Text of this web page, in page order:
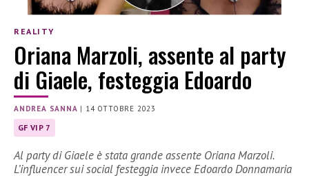
REALITY
Oriana Marzoli, assente al party
di Giaele, festeggia Edoardo
ANDREA SANNA | 14 OTTOBRE 2023
GF VIP 7
Al party di Giaele è stata grande assente Oriana Marzoli.
L’influencer sui social festeggia invece Edoardo Donnamaria